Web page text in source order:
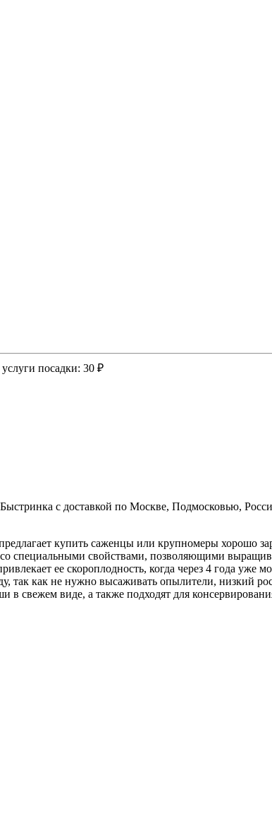
посадки: 30 ₽
с доставкой по Москве, Подмосковью,
купить саженцы или крупномеры хорошо
специальными свойствами, позволяющими
ее скороплодность, когда через 4 года
так как не нужно высаживать опылители, низкий
свежем виде, а также подходят для